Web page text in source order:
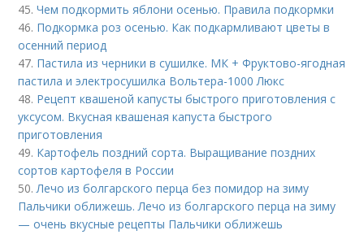
45.Чем подкормить яблони осенью. Правила подкормки
46. Подкормка роз осенью. Как подкармливают цветы в
осенний период
47. Пастила из черники в сушилке. МК + Фруктово-ягодная
пастила и электросушилка Вольтера-1000 Люкс
48. Рецепт квашеной капусты быстрого приготовления с
уксусом. Вкусная квашеная капуста быстрого
приготовления
49. Картофель поздний сорта. Выращивание поздних
сортов картофеля в России
50.Лечо из болгарского перца без помидор на зиму
Пальчики оближешь. Лечо из болгарского перца на зиму
— очень вкусные рецепты Пальчики оближешь